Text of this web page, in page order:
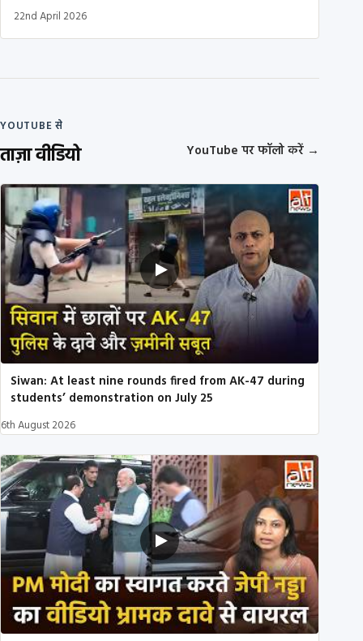
22nd April 2026
YOUTUBE से
ताज़ा वीडियो YouTube पर फॉलो करें →
Siwan: At least nine rounds fired from AK-47 during
students’ demonstration on July 25
6th August 2026